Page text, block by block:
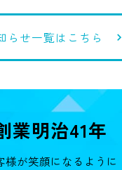
らせ一覧はこちら
業明治41年
様が笑顔になるように